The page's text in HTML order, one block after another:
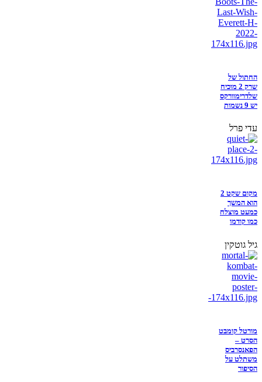
החתול של
שרק 2 מוכיח
שלדרימוורקס
יש 9 נשמות
עדי פרל
מקום שקט 2
הוא המשך
כמעט מוצלח
כמו קודמו
גיל גוטקין
מורטל קומבט
הסרט –
הפאנסרביס
משתלט על
הסיפור